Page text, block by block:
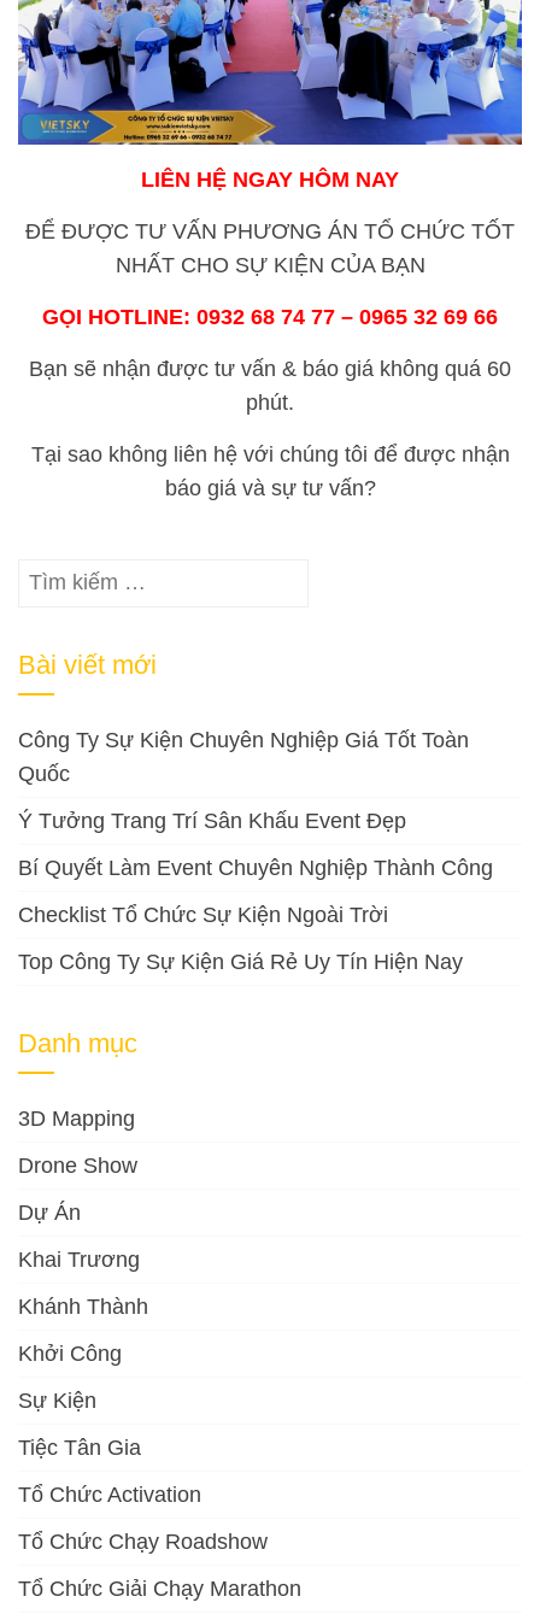
LIÊN HỆ NGAY HÔM NAY
ĐỂ ĐƯỢC TƯ VẤN PHƯƠNG ÁN TỔ CHỨC TỐT
NHẤT CHO SỰ KIỆN CỦA BẠN
GỌI HOTLINE: 0932 68 74 77 – 0965 32 69 66
Bạn sẽ nhận được tư vấn & báo giá không quá 60
phút.
Tại sao không liên hệ với chúng tôi để được nhận
báo giá và sự tư vấn?
Tìm
Bài viết mới
Công Ty Sự Kiện Chuyên Nghiệp Giá Tốt Toàn
Quốc
Ý Tưởng Trang Trí Sân Khấu Event Đẹp
Bí Quyết Làm Event Chuyên Nghiệp Thành Công
Checklist Tổ Chức Sự Kiện Ngoài Trời
Top Công Ty Sự Kiện Giá Rẻ Uy Tín Hiện Nay
Danh mục
3D Mapping
Drone Show
Dự Án
Khai Trương
Khánh Thành
Khởi Công
Sự Kiện
Tiệc Tân Gia
Tổ Chức Activation
Tổ Chức Chạy Roadshow
Tổ Chức Giải Chạy Marathon